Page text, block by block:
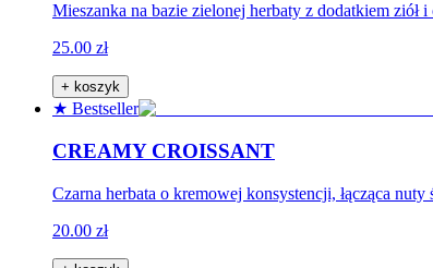
Mieszanka na bazie zielonej herbaty z dodatkiem
25.00 zł
+ koszyk
★ Bestseller
CREAMY CROISSANT
Czarna herbata o kremowej konsystencji, łącząca
20.00 zł